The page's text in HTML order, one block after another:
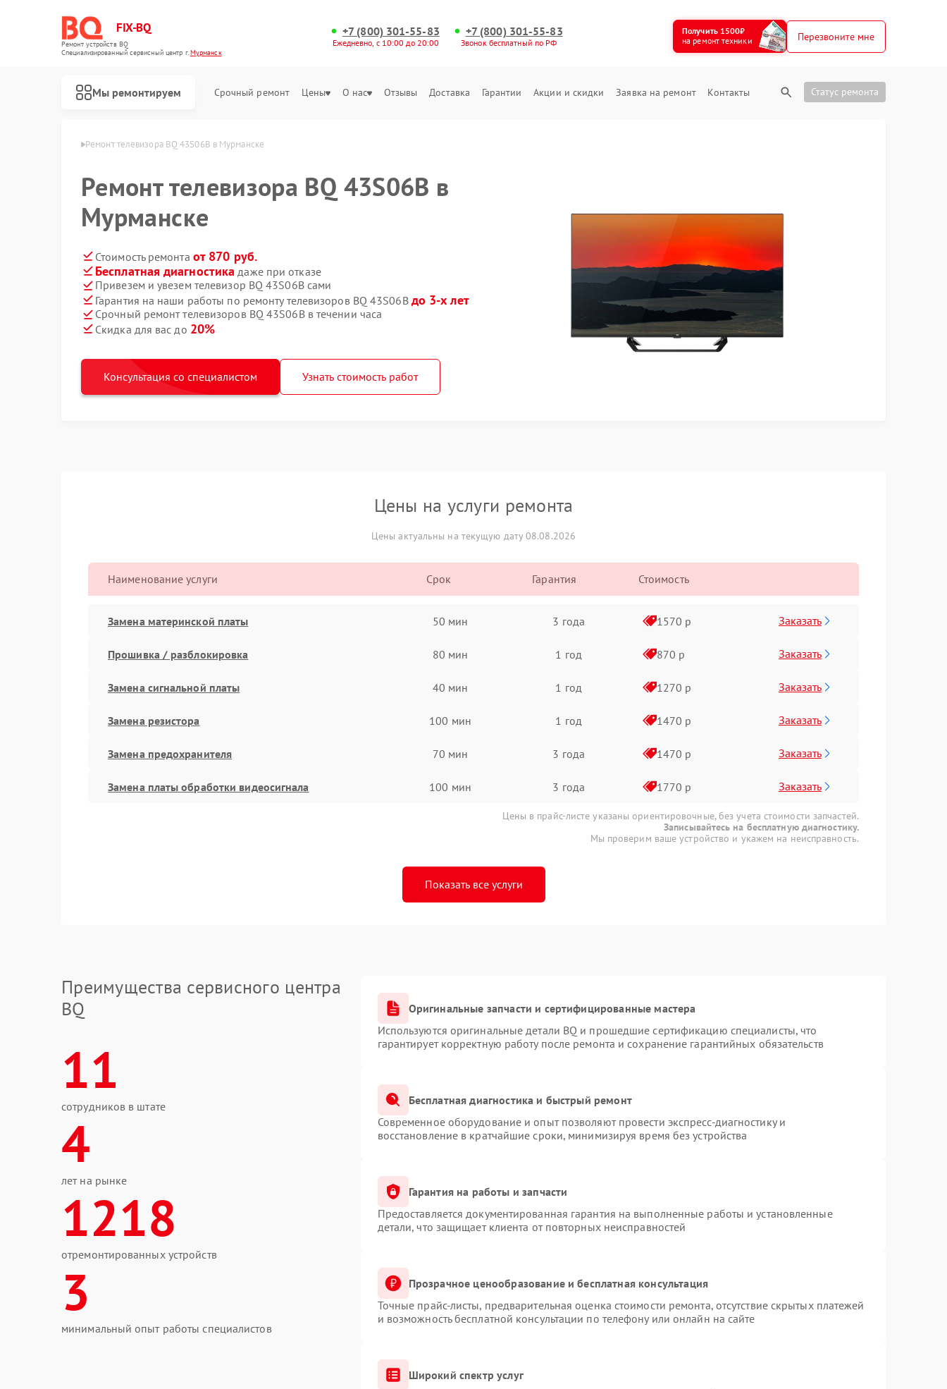
FIX-BQ
Ремонт устройств BQ
Специализированный cервисный центр г.Мурманск
+7 (800) 301-55-83
Ежедневно, с 10:00 до 20:00
+7 (800) 301-55-83
Звонок бесплатный по РФ
Получить 1500₽
на ремонт техники
Перезвоните мне
Мы ремонтируем Срочный ремонт Цены О нас Отзывы Доставка Гарантии Акции и скидки Заявка на ремонт Контакты Статус ремонта
BQ в Мурманске Ремонт телевизора BQ 43S06B в Мурманске
Ремонт телевизора BQ 43S06B в
Мурманске
Стоимость ремонта от 870 руб.
Бесплатная диагностика даже при отказе
Привезем и увезем телевизор BQ 43S06B сами
Гарантия на наши работы по ремонту телевизоров BQ 43S06B до 3-х лет
Срочный ремонт телевизоров BQ 43S06B в течении часа
Скидка для вас до 20%
Консультация со специалистом Узнать стоимость работ
Цены на услуги ремонта
Цены актуальны на текущую дату 08.08.2026
Наименование услуги Срок Гарантия Стоимость
Замена материнской платы 50 мин 3 года 1570 р Заказать
Прошивка / разблокировка 80 мин 1 год 870 р Заказать
Замена сигнальной платы 40 мин 1 год 1270 р Заказать
Замена резистора 100 мин 1 год 1470 р Заказать
Замена предохранителя 70 мин 3 года 1470 р Заказать
Замена платы обработки видеосигнала 100 мин 3 года 1770 р Заказать
Цены в прайс-листе указаны ориентировочные, без учета стоимости запчастей.
Записывайтесь на бесплатную диагностику.
Мы проверим ваше устройство и укажем на неисправность.
Показать все услуги
Преимущества сервисного центра
BQ
11
сотрудников в штате
4
лет на рынке
1218
отремонтированных устройств
3
минимальный опыт работы специалистов
Оригинальные запчасти и сертифицированные мастера
Используются оригинальные детали BQ и прошедшие сертификацию специалисты, что
гарантирует корректную работу после ремонта и сохранение гарантийных обязательств
Бесплатная диагностика и быстрый ремонт
Современное оборудование и опыт позволяют провести экспресс-диагностику и
восстановление в кратчайшие сроки, минимизируя время без устройства
Гарантия на работы и запчасти
Предоставляется документированная гарантия на выполненные работы и установленные
детали, что защищает клиента от повторных неисправностей
Прозрачное ценообразование и бесплатная консультация
Точные прайс-листы, предварительная оценка стоимости ремонта, отсутствие скрытых платежей
и возможность бесплатной консультации по телефону или онлайн на сайте
Широкий спектр услуг